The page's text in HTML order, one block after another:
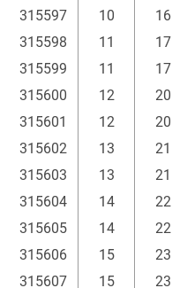
315597
10 16
315598
11 17
315599
11 17
315600
12 20
315601
12 20
315602
13 21
315603
13 21
315604
14 22
315605
14 22
315606
15 23
315607
15 23